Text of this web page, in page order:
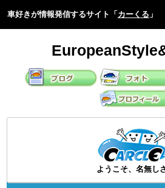
車好きが情報発信するサイト「 カーくる 」
ようこそ、名無し